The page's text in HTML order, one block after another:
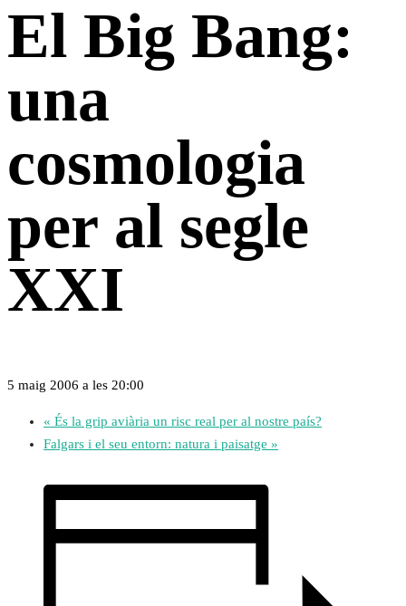
El Big Bang:
una
cosmologia
per al segle
XXI
5 maig 2006 a les 20:00
« És la grip aviària un risc real per al nostre país?
Falgars i el seu entorn: natura i paisatge »